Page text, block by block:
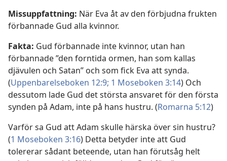
Missuppfattning: När Eva åt av den förbjudna frukten
förbannade Gud alla kvinnor.
Fakta: Gud förbannade inte kvinnor, utan han
förbannade ”den forntida ormen, han som kallas
djävulen och Satan” och som fick Eva att synda.
(Uppenbarelseboken 12:9; 1 Moseboken 3:14) Och
dessutom lade Gud det största ansvaret för den första
synden på Adam, inte på hans hustru. (Romarna 5:12)
Varför sa Gud att Adam skulle härska över sin hustru?
(1 Moseboken 3:16) Detta betyder inte att Gud
tolererar sådant beteende, utan han förutsåg helt